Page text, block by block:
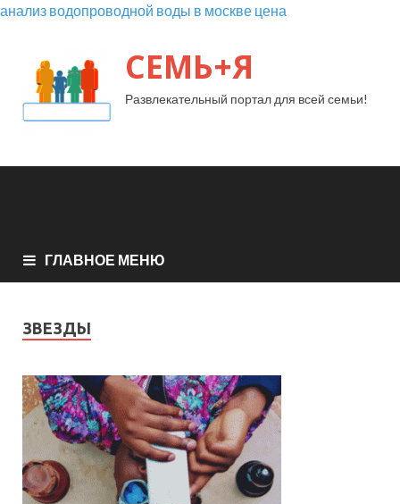
анализ водопроводной воды в москве цена
СЕМЬ+Я
Развлекательный портал для всей семьи!
ГЛАВНОЕ МЕНЮ
ЗВЕЗДЫ